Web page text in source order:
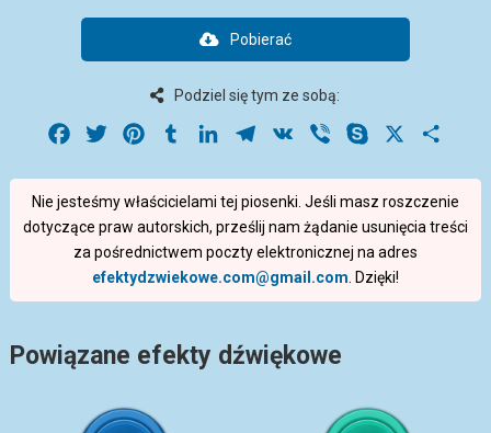
Pobierać
Podziel się tym ze sobą:
Facebook
Twitter PinterestTumblrLinkedInTelegram
VK Viber Skype
Nie jesteśmy właścicielami tej piosenki. Jeśli masz roszczenie
dotyczące praw autorskich, prześlij nam żądanie usunięcia treści
za pośrednictwem poczty elektronicznej na adres
efektydzwiekowe.com@gmail.com . Dzięki!
Powiązane efekty dźwiękowe